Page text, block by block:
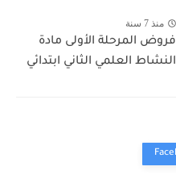
منذ 7 سنة
فروض المرحلة الأولى مادة
النشاط العلمي الثاني ابتدائي